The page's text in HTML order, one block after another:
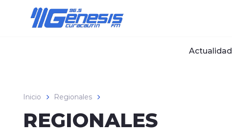
Actualidad
Inicio Regionales
REGIONALES